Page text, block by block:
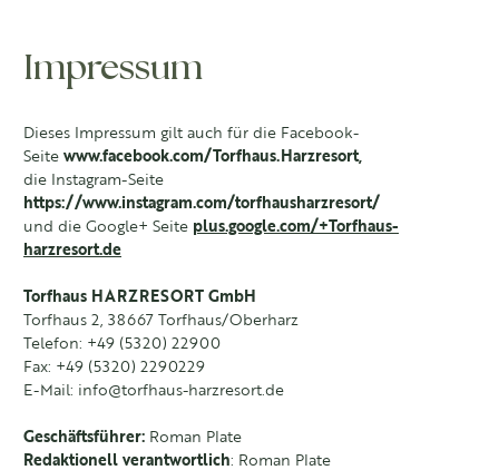
Impressum
Dieses Impressum gilt auch für die Facebook-
Seite www.facebook.com/Torfhaus.Harzresort,
die Instagram-Seite
https://www.instagram.com/torfhausharzresort/
und die Google+ Seite plus.google.com/+Torfhaus-
harzresort.de
Torfhaus HARZRESORT GmbH
Torfhaus 2, 38667 Torfhaus/Oberharz
Telefon: +49 (5320) 22900
Fax: +49 (5320) 2290229
E-Mail: info@torfhaus-harzresort.de
Geschäftsführer: Roman Plate
Redaktionell verantwortlich: Roman Plate